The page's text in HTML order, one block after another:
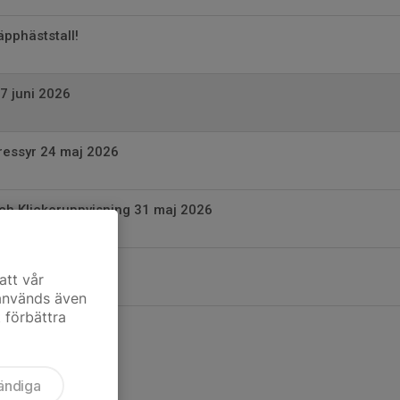
juni 2026
24 maj 2026
Klickeruppvisning 31 maj 2026
vår
även
förbättra